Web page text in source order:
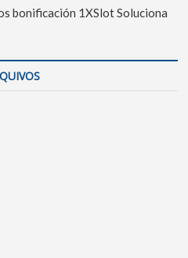
bonificación 1XSlot Soluciona